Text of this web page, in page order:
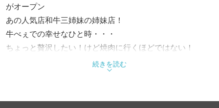
がオープン
あの人気店和牛三姉妹の姉妹店！
牛べぇでの幸せなひと時・・・
ちょっと贅沢したい！けど焼肉に行くほどではない！
そんな時に気軽に寄れる居酒屋を目指しました
い
続きを読む